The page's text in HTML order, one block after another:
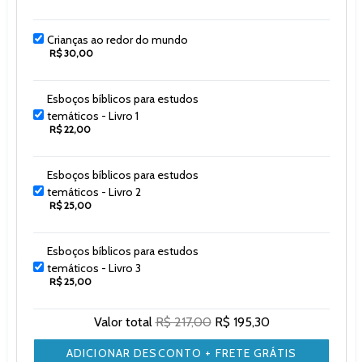
Crianças ao redor do mundo
R$ 30,00
Esboços bíblicos para estudos
temáticos - Livro 1
R$ 22,00
Esboços bíblicos para estudos
temáticos - Livro 2
R$ 25,00
Esboços bíblicos para estudos
temáticos - Livro 3
R$ 25,00
Valor totalR$ 217,00 R$ 195,30
ADICIONAR DESCONTO + FRETE GRÁTIS